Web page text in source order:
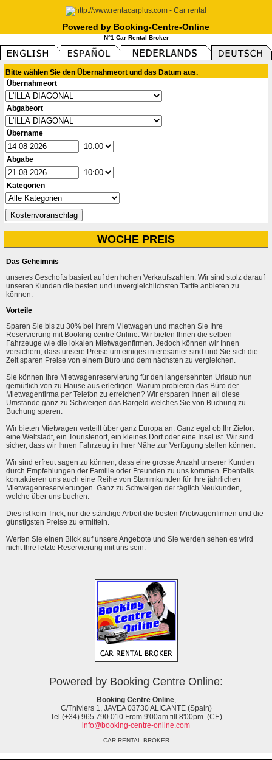
Powered by Booking-Centre-Online
N°1 Car Rental Broker
Bitte wählen Sie den Übernahmeort und das Datum aus.
Übernahmeort
Abgabeort
Übername
Abgabe
Kategorien
WOCHE PREIS
Das Geheimnis
unseres Geschofts basiert auf den hohen Verkaufszahlen. Wir sind stolz darauf
unseren Kunden die besten und unvergleichlichsten Tarife anbieten zu
können.
Vorteile
Sparen Sie bis zu 30% bei Ihrem Mietwagen und machen Sie Ihre
Reservierung mit Booking centre Online. Wir bieten Ihnen die selben
Fahrzeuge wie die lokalen Mietwagenfirmen. Jedoch können wir Ihnen
versichern, dass unsere Preise um einiges interesanter sind und Sie sich die
Zeit sparen Preise von einem Büro und dem nächsten zu vergleichen.
Sie können Ihre Mietwagenreservierung für den langersehnten Urlaub nun
gemütlich von zu Hause aus erledigen. Warum probieren das Büro der
Mietwagenfirma per Telefon zu erreichen? Wir ersparen Ihnen all diese
Umstände ganz zu Schweigen das Bargeld welches Sie von Buchung zu
Buchung sparen.
Wir bieten Mietwagen verteilt über ganz Europa an. Ganz egal ob Ihr Zielort
eine Weltstadt, ein Touristenort, ein kleines Dorf oder eine Insel ist. Wir sind
sicher, dass wir Ihnen Fahrzeug in Ihrer Nähe zur Verfügung stellen können.
Wir sind erfreut sagen zu können, dass eine grosse Anzahl unserer Kunden
durch Empfehlungen der Familie oder Freunden zu uns kommen. Ebenfalls
kontaktieren uns auch eine Reihe von Stammkunden für Ihre jährlichen
Mietwagenreservierungen. Ganz zu Schweigen der täglich Neukunden,
welche über uns buchen.
Dies ist kein Trick, nur die ständige Arbeit die besten Mietwagenfirmen und die
günstigsten Preise zu ermitteln.
Werfen Sie einen Blick auf unsere Angebote und Sie werden sehen es wird
nicht Ihre letzte Reservierung mit uns sein.
Powered by Booking Centre Online:
Booking Centre Online,
C/Thiviers 1, JAVEA 03730 ALICANTE (Spain)
Tel.(+34) 965 790 010 From 9'00am till 8'00pm. (CE)
info@booking-centre-online.com
CAR RENTAL BROKER